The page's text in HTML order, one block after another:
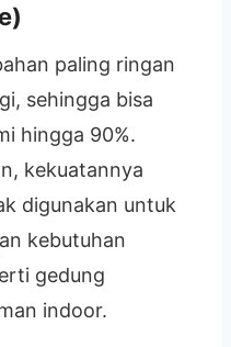
paling ringan
sehingga bisa
hingga 90%.
kekuatannya
digunakan untuk
kebutuhan
gedung
indoor.